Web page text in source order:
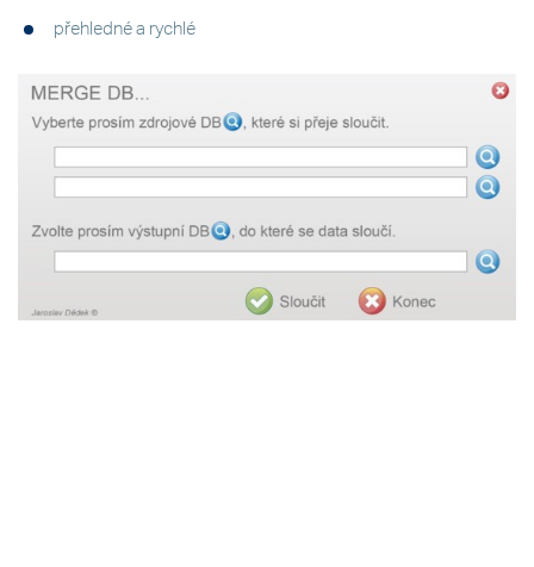
přehledné a rychlé